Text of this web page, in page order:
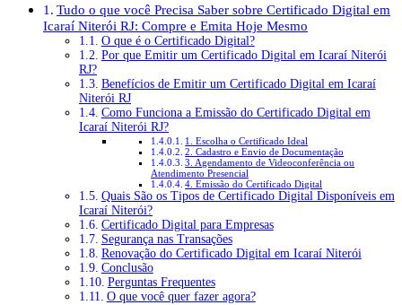
Tudo o que você Precisa Saber sobre Certificado Digital em
Icaraí Niterói RJ: Compre e Emita Hoje Mesmo
O que é o Certificado Digital?
Por que Emitir um Certificado Digital em Icaraí Niterói
RJ?
Benefícios de Emitir um Certificado Digital em Icaraí
Niterói RJ
Como Funciona a Emissão do Certificado Digital em
Icaraí Niterói RJ?
1. Escolha o Certificado Ideal
2. Cadastro e Envio de Documentação
3. Agendamento de Videoconferência ou
Atendimento Presencial
4. Emissão do Certificado Digital
Quais São os Tipos de Certificado Digital Disponíveis em
Icaraí Niterói?
Certificado Digital para Empresas
Segurança nas Transações
Renovação do Certificado Digital em Icaraí Niterói
Conclusão
Perguntas Frequentes
O que você quer fazer agora?